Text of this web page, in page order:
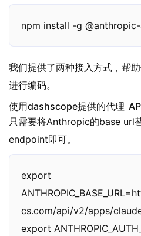
npm install -g
我们提供了两种接入方式，帮
进行编码。
使用dashscope提供的代理
只需要将Anthropic的base url
endpoint即可。
export
cs.com/api/v2/apps/
export